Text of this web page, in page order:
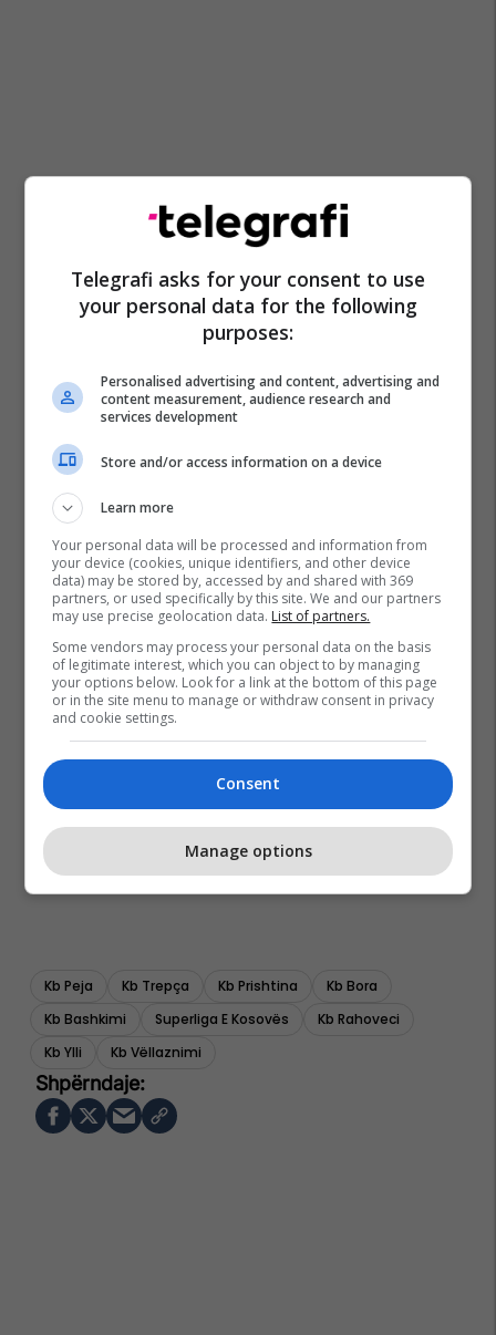
Kb Peja Kb Trepça Kb Prishtina
Kb Bora
Kb Bashkimi
Superliga E Kosovës
Kb Rahoveci
Kb Ylli
Kb Vëllaznimi
Telegrafi asks for your consent to use
your personal data for the following
purposes:
Personalised advertising and content, advertising and
content measurement, audience research and
services development
Store and/or access information on a device
Learn more
Your personal data will be processed and information from
your device (cookies, unique identifiers, and other device
data) may be stored by, accessed by and shared with 369
partners, or used specifically by this site. We and our partners
may use precise geolocation data. List of partners.
Some vendors may process your personal data on the basis
of legitimate interest, which you can object to by managing
your options below. Look for a link at the bottom of this page
or in the site menu to manage or withdraw consent in privacy
and cookie settings.
Consent
Manage options